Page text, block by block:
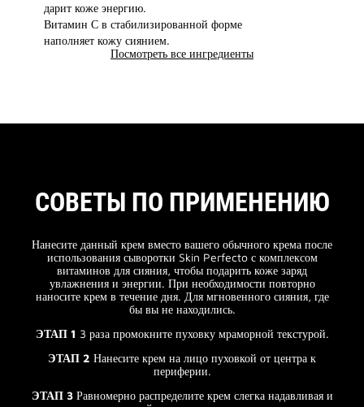
дарит коже энергию.
Витамин С в стабилизированной форме
наполняет кожу сиянием.
Посмотреть все ингредиенты
СОВЕТЫ ПО ПРИМЕНЕНИЮ
Нанесите данный крем вместо вашего обычного крема после
использования сыворотки Skin Perfecto с комплексом
витаминов для сияния, чтобы подарить коже заряд
увлажнения и энергии. При необходимости повторно
наносите крем в течение дня. Для мгновенного сияния, где
бы вы не находились.
ЭТАП 1 3 раза промокните пуховку мраморной текстурой.
ЭТАП 2 Нанесите крем на лицо пуховкой от центра к
периферии.
ЭТАП 3Равномерно распределите крем слегка надавливая и